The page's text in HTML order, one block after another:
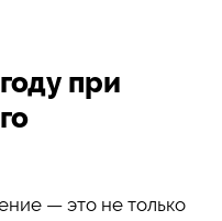
при
— это не только